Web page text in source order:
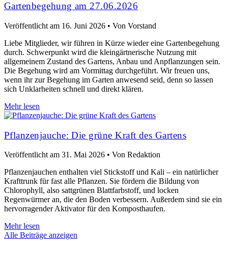
Gartenbegehung am 27.06.2026
Veröffentlicht am 16. Juni 2026 • Von Vorstand
Liebe Mitglieder, wir führen in Kürze wieder eine Gartenbegehung
durch. Schwerpunkt wird die kleingärtnerische Nutzung mit
allgemeinem Zustand des Gartens, Anbau und Anpflanzungen sein.
Die Begehung wird am Vormittag durchgeführt. Wir freuen uns,
wenn ihr zur Begehung im Garten anwesend seid, denn so lassen
sich Unklarheiten schnell und direkt klären.
Mehr lesen
Pflanzenjauche: Die grüne Kraft des Gartens
Veröffentlicht am 31. Mai 2026 • Von Redaktion
Pflanzenjauchen enthalten viel Stickstoff und Kali – ein natürlicher
Krafttrunk für fast alle Pflanzen. Sie fördern die Bildung von
Chlorophyll, also sattgrünen Blattfarbstoff, und locken
Regenwürmer an, die den Boden verbessern. Außerdem sind sie ein
hervorragender Aktivator für den Komposthaufen.
Mehr lesen
Alle Beiträge anzeigen